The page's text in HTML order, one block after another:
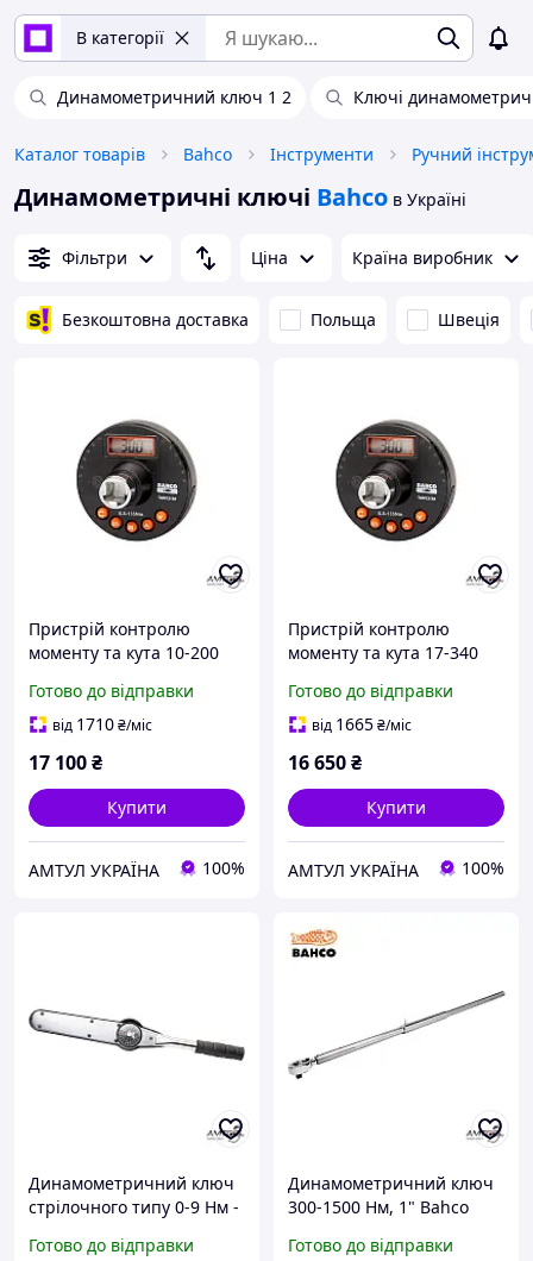
В категорії
Динамометричний ключ 1 2 Ключі
Каталог товарів Bahco Інструменти Ручний
Динамометричні ключі Bahco в Україні
Фільтри Ціна Країна виробник
Безкоштовна доставка Польща Швеція
Пристрій контролю
моменту та кута 10-200
Готово до відправки
від 1710₴/міс
17 100₴
Купити
АМТУЛ УКРАЇНА 100%
Пристрій контролю
моменту та кута 17-340
Готово до відправки
від 1665₴/міс
16 650₴
Купити
АМТУЛ УКРАЇНА 100%
Динамометричний ключ
стрілочного типу 0-9 Нм -
Готово до відправки
Динамометричний ключ
300-1500 Нм, 1" Bahco
Готово до відправки